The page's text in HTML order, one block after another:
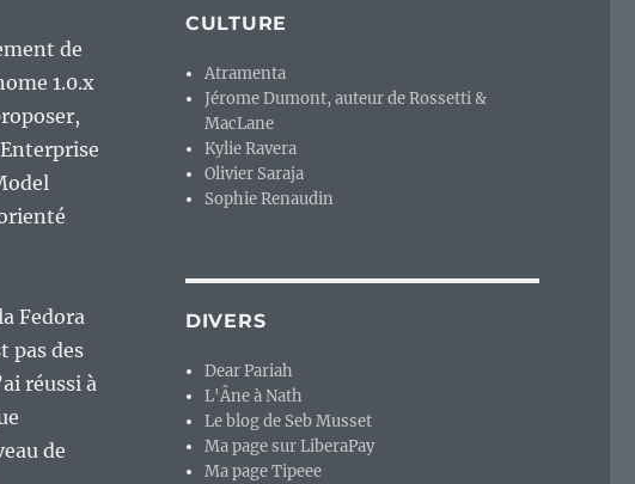
de
1.0.x
Fedora
pas des
réussi à
de
CULTURE
Atramenta
Jérome Dumont, auteur de Rossetti &
MacLane
Kylie Ravera
Olivier Saraja
Sophie Renaudin
DIVERS
Dear Pariah
L'Âne à Nath
Le blog de Seb Musset
Ma page sur LiberaPay
Ma page Tipeee